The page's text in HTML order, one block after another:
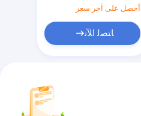
أحصل على آخر سعر
ﺎﺘﺼﻟ ﺍﻶﻧ